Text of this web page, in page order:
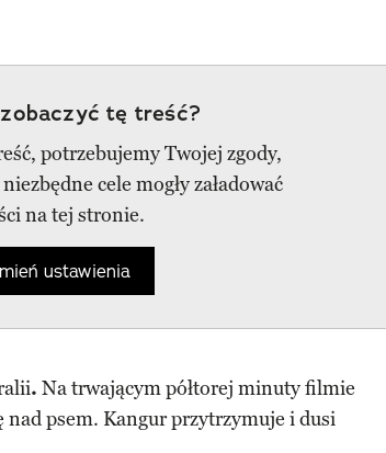
tę treść?
potrzebujemy Twojej zgody,
cele mogły załadować
na tej stronie.
ustawienia
. Na trwającym półtorej minuty filmie
nad psem. Kangur przytrzymuje i dusi